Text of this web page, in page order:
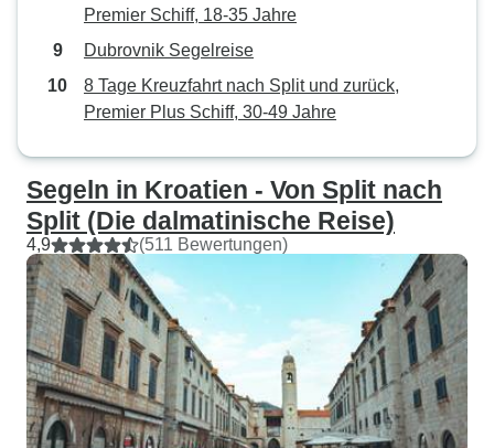
Premier Schiff, 18-35 Jahre
Dubrovnik Segelreise
8 Tage Kreuzfahrt nach Split und zurück,
Premier Plus Schiff, 30-49 Jahre
Segeln in Kroatien - Von Split nach
Split (Die dalmatinische Reise)
4,9 (511 Bewertungen)